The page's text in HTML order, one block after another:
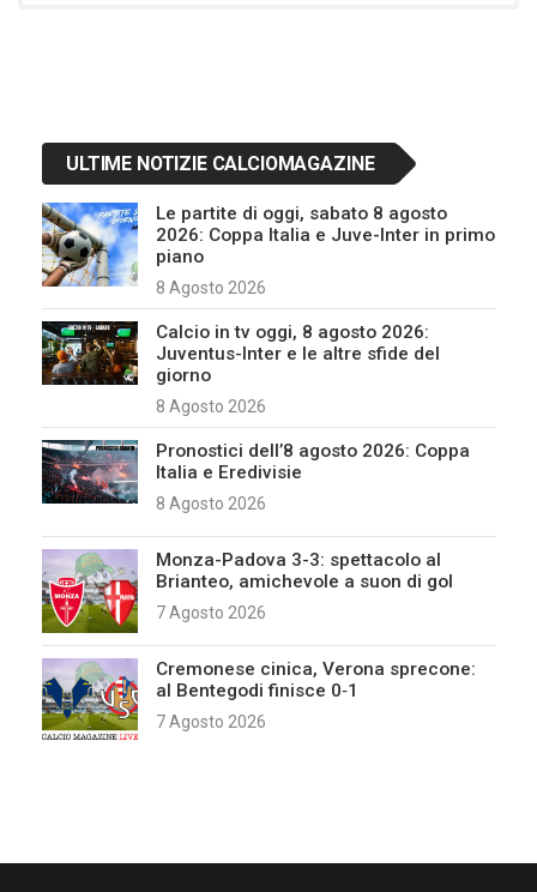
ULTIME NOTIZIE CALCIOMAGAZINE
Le partite di oggi, sabato 8 agosto
2026: Coppa Italia e Juve-Inter in primo
piano
8 Agosto 2026
Calcio in tv oggi, 8 agosto 2026:
Juventus-Inter e le altre sfide del
giorno
8 Agosto 2026
Pronostici dell’8 agosto 2026: Coppa
Italia e Eredivisie
8 Agosto 2026
Monza-Padova 3-3: spettacolo al
Brianteo, amichevole a suon di gol
7 Agosto 2026
Cremonese cinica, Verona sprecone:
al Bentegodi finisce 0‑1
7 Agosto 2026